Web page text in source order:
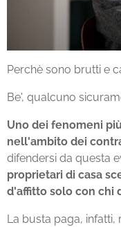
Perchè sono brutti e
Be', qualcuno
Uno dei fenomeni
nell'ambito dei
difendersi da questa
proprietari di casa
d'affitto solo con chi
La busta paga, infatti,